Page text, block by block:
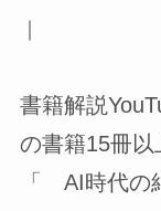
書籍解説
の書籍15冊
「 AI時代の